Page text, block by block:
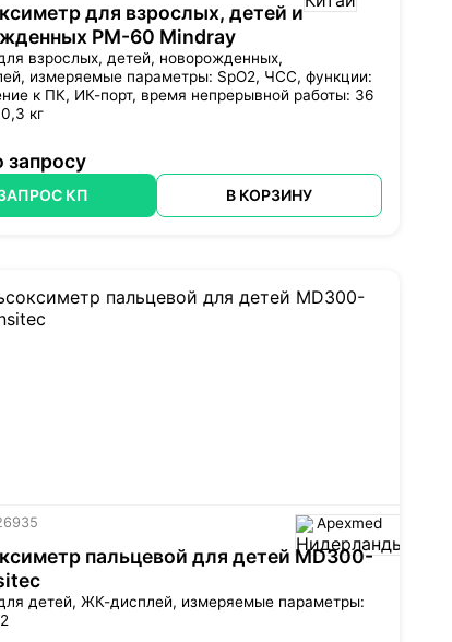
для взрослых, детей и
PM-60 Mindray
взрослых, детей, новорожденных,
, измеряемые параметры: SpO2, ЧСС, функции:
к ПК, ИК-порт, время непрерывной работы: 36
кг
запросу
КП В КОРЗИНУ
Apexmed
пальцевой для детей MD300-
детей,ЖК-дисплей, измеряемые параметры: